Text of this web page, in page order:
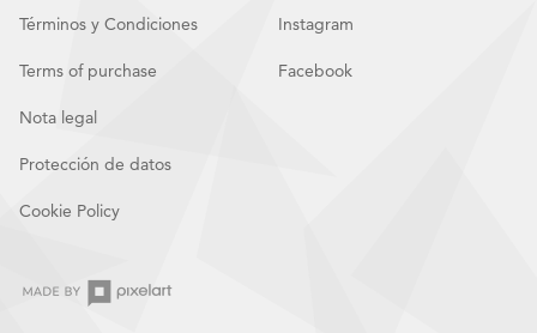
Términos y Condiciones
Terms of purchase
Nota legal
Protección de datos
Cookie Policy
Instagram
Facebook